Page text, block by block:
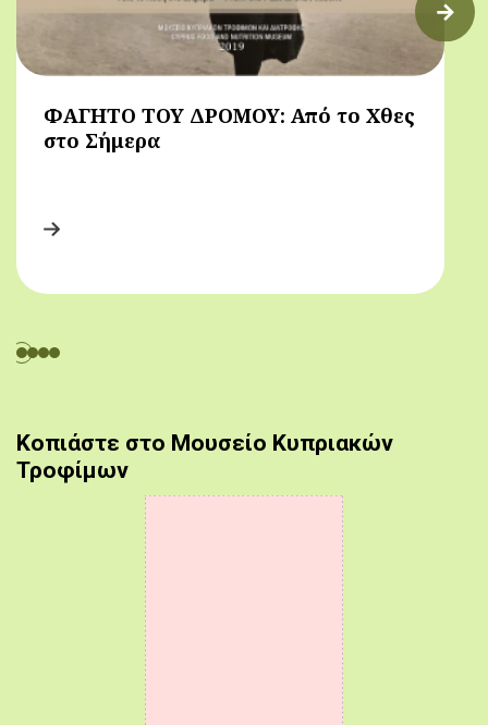
ΦΑΓΗΤΟ ΤΟΥ ΔΡΟΜΟΥ: Από το Χθες
στο Σήμερα
Κοπιάστε στο Μουσείο Κυπριακών
Τροφίμων